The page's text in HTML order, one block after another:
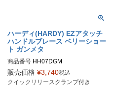
ハーディ(HARDY) EZアタッチ
ハンドルブレース ベリーショー
ト ガンメタ
商品番号 HH07DGM
Plot型番：P053-0744
販売価格 ¥3,740税込
クイックリリースクランプ付き